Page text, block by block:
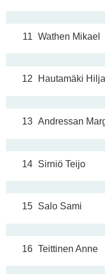
11
Wathen Mikael
12
Hautamäki Hilja
13 Andressan
14
Sirniö Teijo
15
Salo Sami
16 Teittinen Anne